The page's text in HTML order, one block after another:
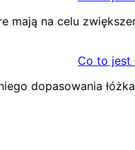
mają na celu
Co to jest
dopasowania